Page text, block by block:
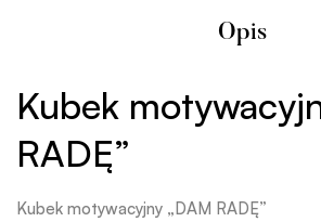
Opis
Kubek
RADĘ”
Kubek motywacyjny „DAM RADĘ”